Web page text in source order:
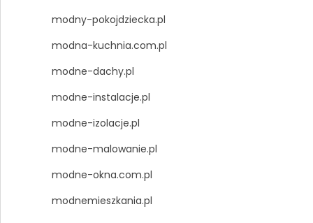
modny-pokojdziecka.pl
modna-kuchnia.com.pl
modne-dachy.pl
modne-instalacje.pl
modne-izolacje.pl
modne-malowanie.pl
modne-okna.com.pl
modnemieszkania.pl